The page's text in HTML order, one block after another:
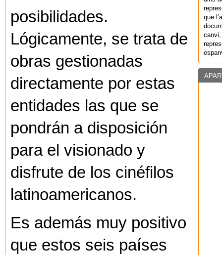
posibilidades.
Lógicamente, se trata de
obras gestionadas
directamente por estas
entidades las que se
pondrán a disposición
para el visionado y
disfrute de los cinéfilos
latinoamericanos.
Es además muy positivo
que estos seis países
que
canvi,